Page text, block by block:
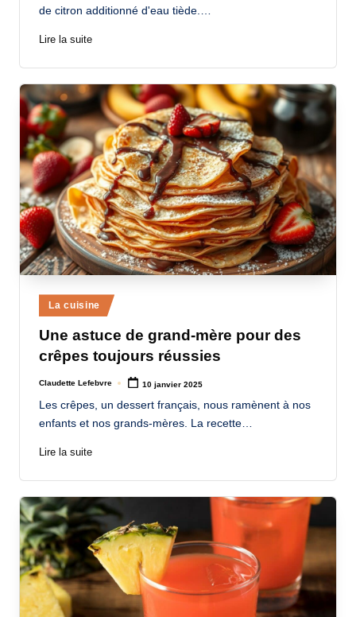
de citron additionné d'eau tiède.…
Lire la suite
Posted
in
La cuisine
Une astuce de grand-mère pour des
crêpes toujours réussies
Posted
Claudette Lefebvre 10 janvier 2025
Les crêpes, un dessert français, nous ramènent à nos
enfants et nos grands-mères. La recette…
Lire la suite